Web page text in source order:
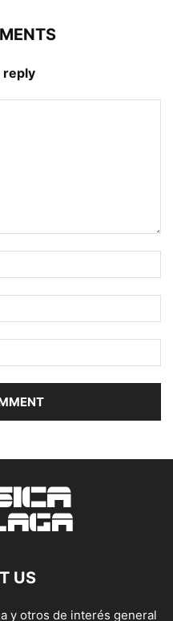
reply
US
y otros de interés general